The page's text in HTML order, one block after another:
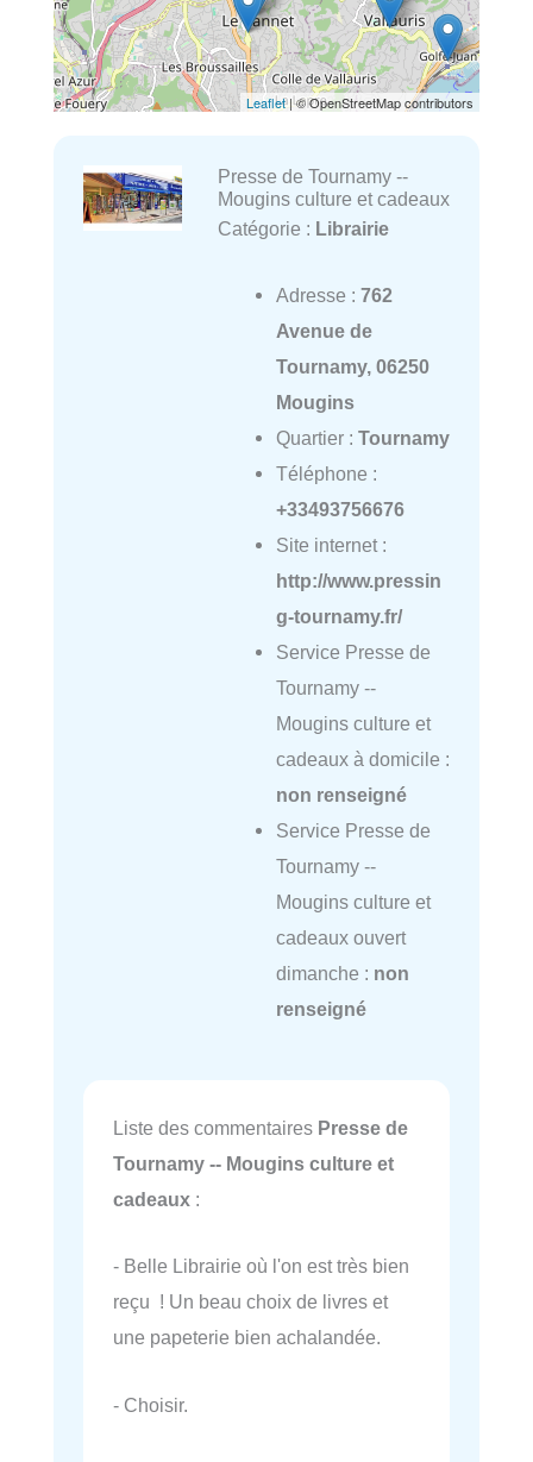
Leaflet| © OpenStreetMap contributors
Presse de Tournamy --
Mougins culture et cadeaux
Catégorie : Librairie
Adresse : 762
Avenue de
Tournamy, 06250
Mougins
Quartier : Tournamy
Téléphone :
+33493756676
Site internet :
http://www.pressin
g-tournamy.fr/
Service Presse de
Tournamy --
Mougins culture et
cadeaux à domicile :
non renseigné
Service Presse de
Tournamy --
Mougins culture et
cadeaux ouvert
dimanche : non
renseigné
Liste des commentaires Presse de
Tournamy -- Mougins culture et
cadeaux :
- Belle Librairie où l'on est très bien
reçu ! Un beau choix de livres et
une papeterie bien achalandée.
- Choisir.